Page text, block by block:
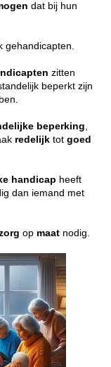
dat bij hun
gehandicapten.
zitten
beperkt zijn
beperking,
redelijk tot goed
handicap heeft
dan iemand met
op maat nodig.